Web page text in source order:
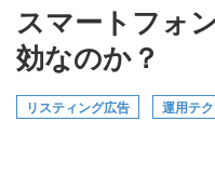
実績・お客様の声
初めて導入をお考えの方
代理店の乗り換えをお考
スマートフォ
効なのか？
リスティング広告 運用テ